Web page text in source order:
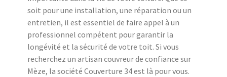
soit pour une installation, une réparation ou un
entretien, il est essentiel de faire appel à un
professionnel compétent pour garantir la
longévité et la sécurité de votre toit. Si vous
recherchez un artisan couvreur de confiance sur
Mèze, la société Couverture 34 est là pour vous.